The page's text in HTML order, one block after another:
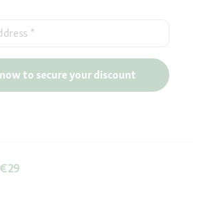
*
to secure your discount